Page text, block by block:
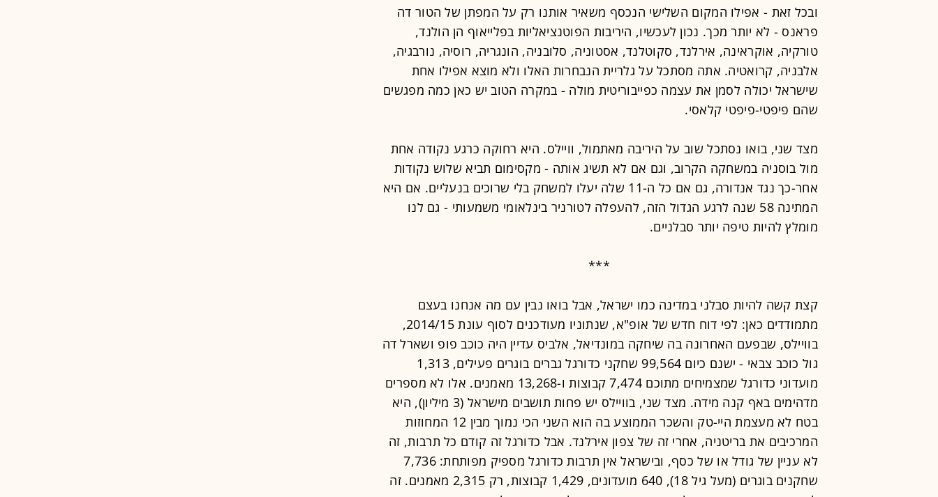
ובכל זאת - אפילו המקום השלישי הנכסף משאיר אותנו רק על המפתן של הטור דה
פראנס - לא יותר מכך. נכון לעכשיו, היריבות הפוטנציאליות בפלייאוף הן הולנד,
טורקיה, אוקראינה, אירלנד, סקוטלנד, אסטוניה, סלובניה, הונגריה, רוסיה, נורבגיה,
אלבניה, קרואטיה. אתה מסתכל על גלריית הנבחרות האלו ולא מוצא אפילו אחת
שישראל יכולה לסמן את עצמה כפייבוריטית מולה - במקרה הטוב יש כאן כמה מפגשים
שהם פיפטי-פיפטי קלאסי.
מצד שני, בואו נסתכל שוב על היריבה מאתמול, וויילס. היא רחוקה כרגע נקודה אחת
מול בוסניה במשחקה הקרוב, וגם אם לא תשיג אותה - מקסימום תביא שלוש נקודות
אחר-כך נגד אנדורה, גם אם כל ה-11 שלה יעלו למשחק בלי שרוכים בנעליים. אם היא
המתינה 58 שנה לרגע הגדול הזה, להעפלה לטורניר בינלאומי משמעותי - גם לנו
מומלץ להיות טיפה יותר סבלניים.
***
קצת קשה להיות סבלני במדינה כמו ישראל, אבל בואו נבין עם מה אנחנו בעצם
מתמודדים כאן: לפי דוח חדש של אופ"א, שנתוניו מעודכנים לסוף עונת 2014/15,
בוויילס, שבפעם האחרונה בה שיחקה במונדיאל, אלביס עדיין היה כוכב פופ ושארל דה
גול כוכב צבאי - ישנם כיום 99,564 שחקני כדורגל גברים בוגרים פעילים, 1,313
מועדוני כדורגל שמצמיחים מתוכם 7,474 קבוצות ו-13,268 מאמנים. אלו לא מספרים
מדהימים באף קנה מידה. מצד שני, בוויילס יש פחות תושבים מישראל (3 מיליון), היא
בטח לא מעצמת היי-טק והשכר הממוצע בה הוא השני הכי נמוך מבין 12 המחוזות
המרכיבים את בריטניה, אחרי זה של צפון אירלנד. אבל כדורגל זה קודם כל תרבות, זה
לא עניין של גודל או של כסף, ובישראל אין תרבות כדורגל מספיק מפותחת: 7,736
שחקנים בוגרים (מעל גיל 18), 640 מועדונים, 1,429 קבוצות, רק 2,315 מאמנים. זה